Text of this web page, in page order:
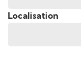
Localisation